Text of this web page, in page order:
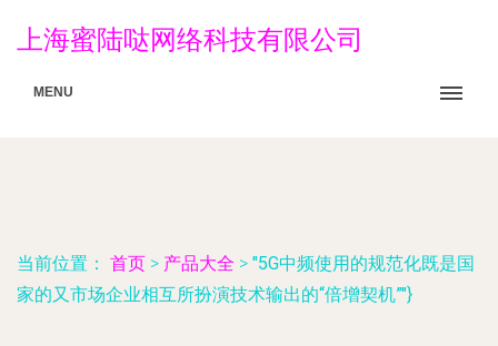
上海蜜陆哒网络科技有限公司
MENU
当前位置： 首页 > 产品大全 > "5G中频使用的规范化既是国
家的又市场企业相互所扮演技术输出的“倍增契机”"}